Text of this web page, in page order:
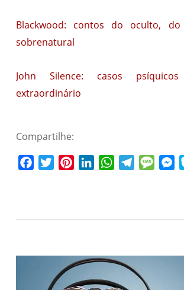
Blackwood: contos do oculto,
sobrenatural
John Silence: casos
extraordinário
Compartilhe:
FacebookTwitterPinterestLinkedInWhatsAppTelegram